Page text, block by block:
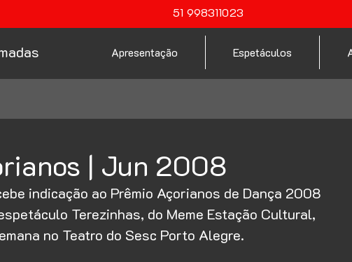
Apresentação Espetáculos
51 998311023
| Jun 2008
indicação ao Prêmio Açorianos de Dança 2008
Terezinhas, do Meme Estação Cultural,
no Teatro do Sesc Porto Alegre.